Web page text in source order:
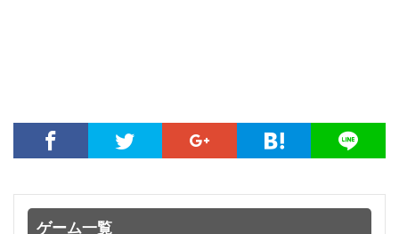
ゲーム一覧